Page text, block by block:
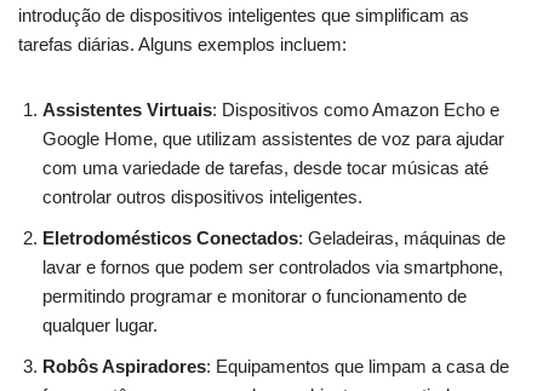
introdução de dispositivos inteligentes que simplificam as
tarefas diárias. Alguns exemplos incluem:
Assistentes Virtuais: Dispositivos como Amazon Echo e
Google Home, que utilizam assistentes de voz para ajudar
com uma variedade de tarefas, desde tocar músicas até
controlar outros dispositivos inteligentes.
Eletrodomésticos Conectados: Geladeiras, máquinas de
lavar e fornos que podem ser controlados via smartphone,
permitindo programar e monitorar o funcionamento de
qualquer lugar.
Robôs Aspiradores: Equipamentos que limpam a casa de